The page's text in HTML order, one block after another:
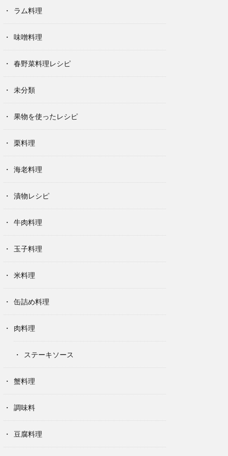
ラム料理
味噌料理
春野菜料理レシピ
未分類
果物を使ったレシピ
栗料理
海老料理
漬物レシピ
牛肉料理
玉子料理
米料理
缶詰め料理
肉料理
ステーキソース
蟹料理
調味料
豆腐料理